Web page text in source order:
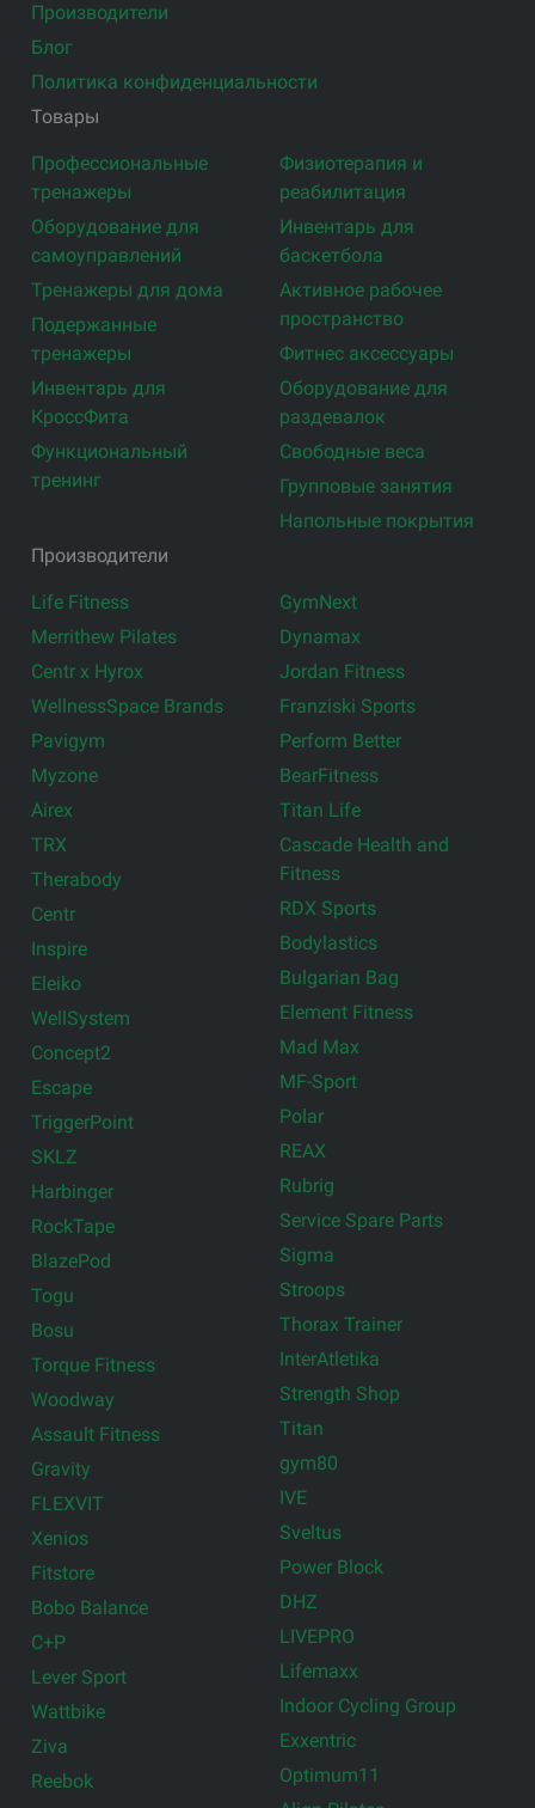
Производители
Блог
Политика конфиденциальности
Товары
Профессиональные
тренажеры
Оборудование для
самоуправлений
Тренажеры для дома
Подержанные
тренажеры
Инвентарь для
КроссФита
Функциональный
тренинг
Физиотерапия и
реабилитация
Инвентарь для
баскетбола
Активное рабочее
пространство
Фитнес аксессуары
Оборудование для
раздевалок
Свободные веса
Групповые занятия
Напольные покрытия
Производители
Life Fitness
Merrithew Pilates
Centr x Hyrox
WellnessSpace Brands
Pavigym
Myzone
Airex
TRX
Therabody
Centr
Inspire
Eleiko
WellSystem
Concept2
Escape
TriggerPoint
SKLZ
Harbinger
RockTape
BlazePod
Togu
Bosu
Torque Fitness
Woodway
Assault Fitness
Gravity
FLEXVIT
Xenios
Fitstore
Bobo Balance
C+P
Lever Sport
Wattbike
Ziva
Reebok
GymNext
Dynamax
Jordan Fitness
Franziski Sports
Perform Better
BearFitness
Titan Life
Cascade Health and
Fitness
RDX Sports
Bodylastics
Bulgarian Bag
Element Fitness
Mad Max
MF-Sport
Polar
REAX
Rubrig
Service Spare Parts
Sigma
Stroops
Thorax Trainer
InterAtletika
Strength Shop
Titan
gym80
IVE
Sveltus
Power Block
DHZ
LIVEPRO
Lifemaxx
Indoor Cycling Group
Exxentric
Optimum11